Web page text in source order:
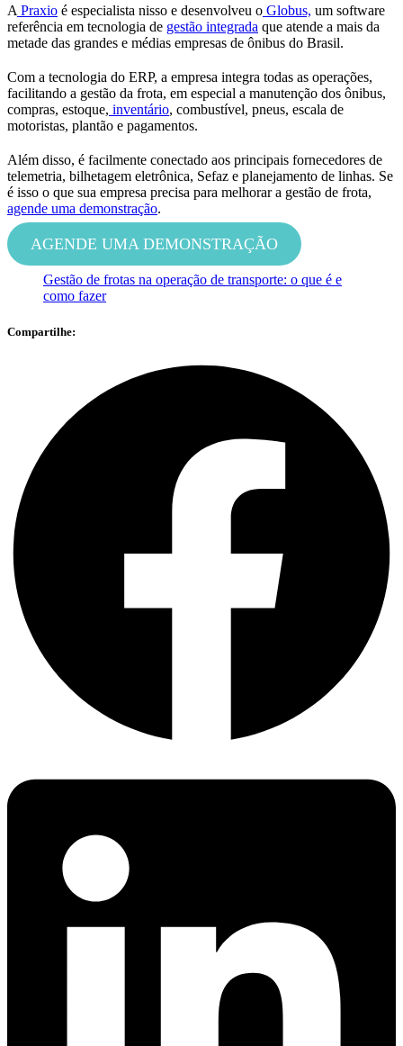
A Praxio é especialista nisso e desenvolveu o Globus, um software
referência em tecnologia de gestão integrada que atende a mais da
metade das grandes e médias empresas de ônibus do Brasil.
Com a tecnologia do ERP, a empresa integra todas as operações,
facilitando a gestão da frota, em especial a manutenção dos ônibus,
compras, estoque, inventário, combustível, pneus, escala de
motoristas, plantão e pagamentos.
Além disso, é facilmente conectado aos principais fornecedores de
telemetria, bilhetagem eletrônica, Sefaz e planejamento de linhas. Se
é isso o que sua empresa precisa para melhorar a gestão de frota,
agende uma demonstração.
AGENDE UMA DEMONSTRAÇÃO
Gestão de frotas na operação de transporte: o que é e
como fazer
Compartilhe: